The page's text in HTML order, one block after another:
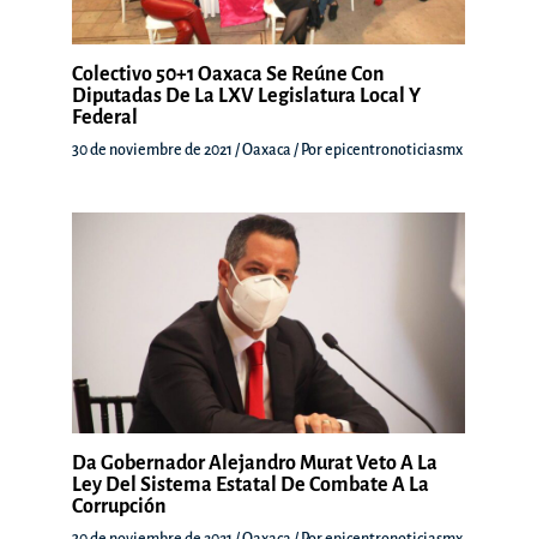
Colectivo 50+1 Oaxaca Se Reúne Con
Diputadas De La LXV Legislatura Local Y
Federal
30 de noviembre de 2021 /Oaxaca / Porepicentronoticiasmx
Da Gobernador Alejandro Murat Veto A La
Ley Del Sistema Estatal De Combate A La
Corrupción